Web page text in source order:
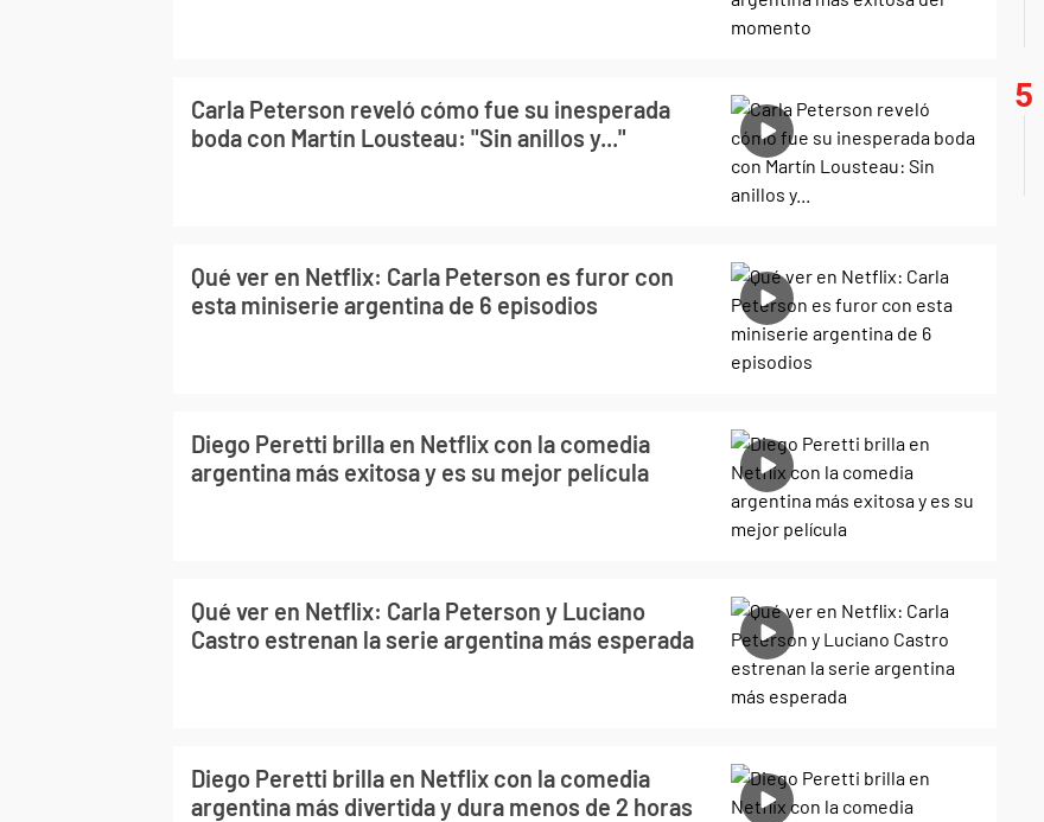
Carla Peterson reveló cómo fue su inesperada
boda con Martín Lousteau: "Sin anillos y..."
Qué ver en Netflix: Carla Peterson es furor con
esta miniserie argentina de 6 episodios
Diego Peretti brilla en Netflix con la comedia
argentina más exitosa y es su mejor película
Qué ver en Netflix: Carla Peterson y Luciano
Castro estrenan la serie argentina más esperada
Diego Peretti brilla en Netflix con la comedia
argentina más divertida y dura menos de 2 horas